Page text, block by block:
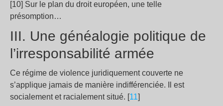
[10] Sur le plan du droit européen, une telle
présomption…
III. Une généalogie politique de
l’irresponsabilité armée
Ce régime de violence juridiquement couverte ne
s’applique jamais de manière indifférenciée. Il est
socialement et racialement situé. [11]